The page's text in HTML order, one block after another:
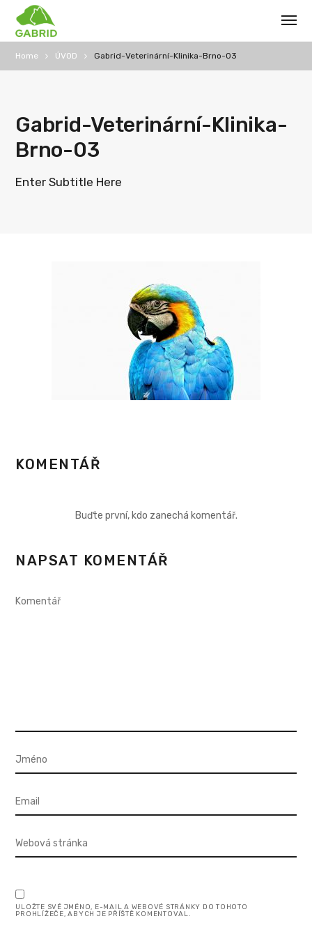
Home ÚVOD Gabrid-Veterinární-Klinika-Brno-03
Gabrid-Veterinární-Klinika-
Brno-03
Enter Subtitle Here
KOMENTÁŘ
Buďte první, kdo zanechá komentář.
NAPSAT KOMENTÁŘ
ULOŽTE SVÉ JMÉNO, E-MAIL A WEBOVÉ STRÁNKY DO TOHOTO
PROHLÍŽEČE, ABYCH JE PŘÍŠTĚ KOMENTOVAL.